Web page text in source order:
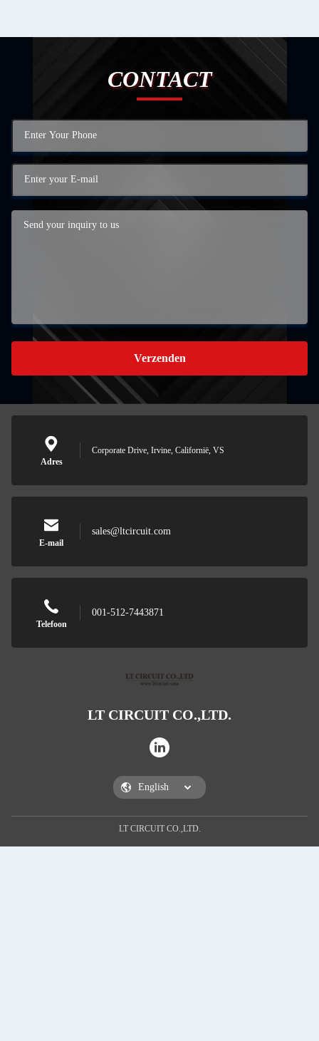
CONTACT
Verzenden
Adres
Corporate Drive, Irvine, Californië, VS
E-mail
sales@ltcircuit.com
Telefoon
001-512-7443871
LT CIRCUIT CO.,LTD.
LT CIRCUIT CO.,LTD.